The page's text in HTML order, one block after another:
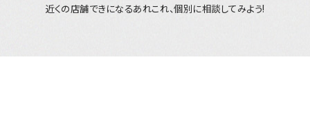
近くの店舗できになるあれこれ、個別に相談してみよう!